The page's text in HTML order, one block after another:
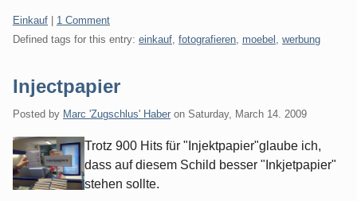
Categories:
Einkauf
1 Comment
Defined tags for this entry: einkauf fotografieren moebel werbung
Injectpapier
Posted by Marc 'Zugschlus' Haber on Saturday, March 14. 2009
Trotz 900 Hits für "Injektpapier"glaube ich,
dass auf diesem Schild besser "Inkjetpapier"
stehen sollte.